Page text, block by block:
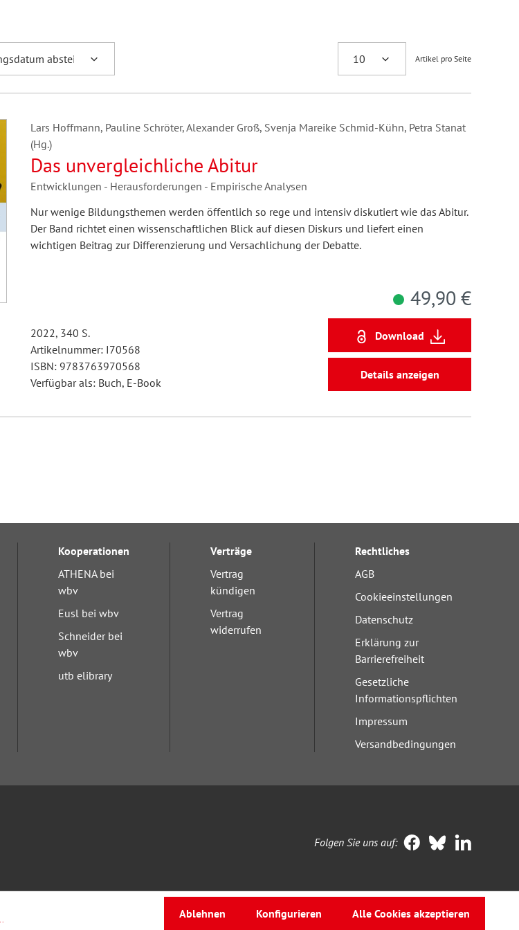
Artikel pro Seite
Lars Hoffmann, Pauline Schröter, Alexander Groß, Svenja Mareike Schmid-Kühn, Petra Stanat
(Hg.)
Das unvergleichliche Abitur
Entwicklungen - Herausforderungen - Empirische Analysen
Nur wenige Bildungsthemen werden öffentlich so rege und intensiv diskutiert wie das Abitur.
Der Band richtet einen wissenschaftlichen Blick auf diesen Diskurs und liefert einen
wichtigen Beitrag zur Differenzierung und Versachlichung der Debatte.
2022, 340 S.
Artikelnummer: I70568
ISBN: 9783763970568
Verfügbar als: Buch, E-Book
49,90 €
Download
Details anzeigen
Kooperationen
ATHENA bei
wbv
Eusl bei wbv
Schneider bei
wbv
utb elibrary
Verträge
Vertrag
kündigen
Vertrag
widerrufen
Rechtliches
AGB
Cookieeinstellungen
Datenschutz
Erklärung zur
Barrierefreiheit
Gesetzliche
Informationspflichten
Impressum
Versandbedingungen
Folgen Sie uns auf:
Ablehnen Konfigurieren Alle Cookies akzeptieren